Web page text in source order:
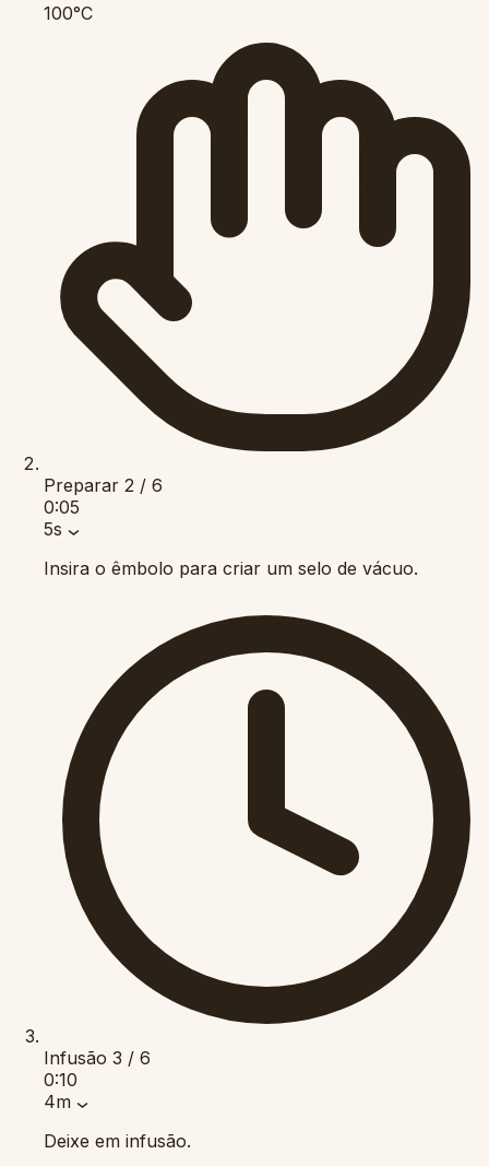
100°C
Preparar 2 / 6
0:05
5s
Insira o êmbolo para criar um selo de vácuo.
Infusão 3 / 6
0:10
4m
Deixe em infusão.